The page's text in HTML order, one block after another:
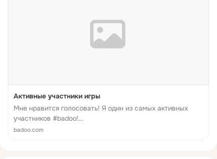
Активные участники игры
Мне нравится голосовать! Я один из самых активных
участников #badoo!
http://badoo.com/ru/b/509441482/1318651294/7/
badoo.com